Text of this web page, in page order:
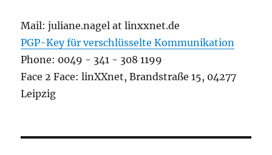
Mail: juliane.nagel at linxxnet.de
PGP-Key für verschlüsselte Kommunikation
Phone: 0049 - 341 - 308 1199
Face 2 Face: linXXnet, Brandstraße 15, 04277
Leipzig